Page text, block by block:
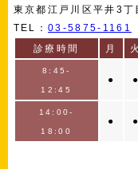
東京都江戸川区平井3
TEL：03-5875-1161
診療時間
月 火
8:45-
12:45
● ●
14:00-
18:00
● ●